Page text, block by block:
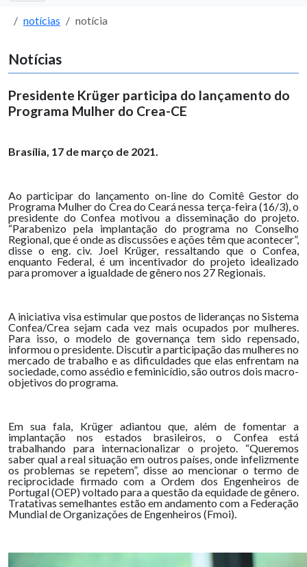
notícias notícia
Notícias
Presidente Krüger participa do lançamento do
Programa Mulher do Crea-CE
Brasília, 17 de março de 2021.
Ao participar do lançamento on-line do Comitê Gestor do
Programa Mulher do Crea do Ceará nessa terça-feira (16/3), o
presidente do Confea motivou a disseminação do projeto.
“Parabenizo pela implantação do programa no Conselho
Regional, que é onde as discussões e ações têm que acontecer”,
disse o eng. civ. Joel Krüger, ressaltando que o Confea,
enquanto Federal, é um incentivador do projeto idealizado
para promover a igualdade de gênero nos 27 Regionais.
A iniciativa visa estimular que postos de lideranças no Sistema
Confea/Crea sejam cada vez mais ocupados por mulheres.
Para isso, o modelo de governança tem sido repensado,
informou o presidente. Discutir a participação das mulheres no
mercado de trabalho e as dificuldades que elas enfrentam na
sociedade, como assédio e feminicídio, são outros dois macro-
objetivos do programa.
Em sua fala, Krüger adiantou que, além de fomentar a
implantação nos estados brasileiros, o Confea está
trabalhando para internacionalizar o projeto. “Queremos
saber qual a real situação em outros países, onde infelizmente
os problemas se repetem”, disse ao mencionar o termo de
reciprocidade firmado com a Ordem dos Engenheiros de
Portugal (OEP)voltado para a questão da equidade de gênero.
Tratativas semelhantes estão em andamento com a Federação
Mundial de Organizações de Engenheiros (Fmoi).